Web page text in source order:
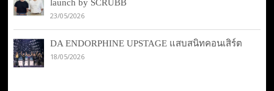
launch by SCRUBB
23/05/2026
DA ENDORPHINE UPSTAGE แสบสนิทคอนเสิร์ต
18/05/2026